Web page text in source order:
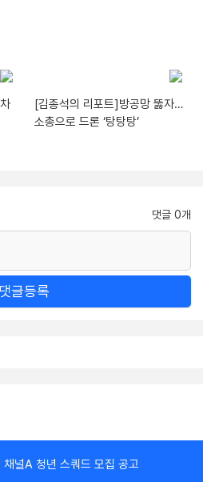
[김종석의 리포트]방공망 뚫자…
소총으로 드론 ‘탕탕탕’
댓글 0개
댓글등록
널A 청년 스쿼드 모집 공고